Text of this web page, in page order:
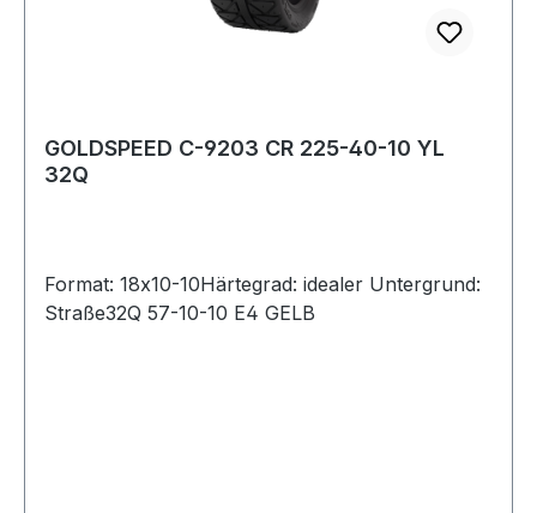
GOLDSPEED C-9203 CR 225-40-10 YL
32Q
Format: 18x10-10Härtegrad: idealer Untergrund:
Straße32Q 57-10-10 E4 GELB